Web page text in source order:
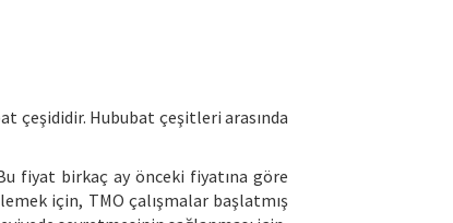
çeşididir. Hububat çeşitleri arasında
fiyat birkaç ay önceki fiyatına göre
için, TMO çalışmalar başlatmış